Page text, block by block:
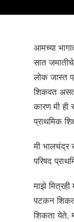
आमच्या
सात
लोक जास्त
शिकवत
कारण मी ही
प्राथमिक
मी भालचंद्र
परिषद
माझे
पटकन
शिकता येते.